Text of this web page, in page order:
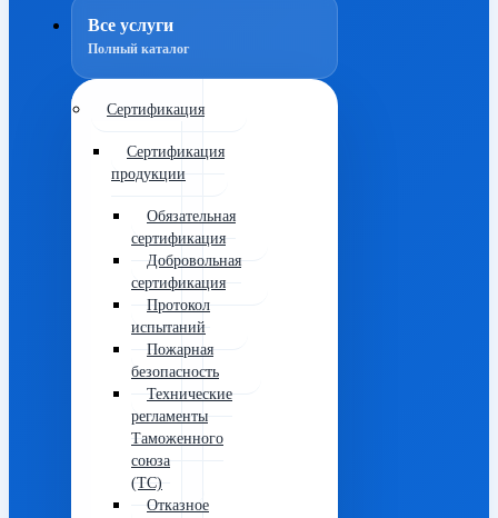
Все услуги
Полный каталог
Сертификация
Сертификация
продукции
Обязательная
сертификация
Добровольная
сертификация
Протокол
испытаний
Пожарная
безопасность
Технические
регламенты
Таможенного
союза
(ТС)
Отказное